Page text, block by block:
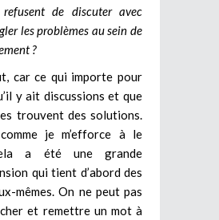
refusent de discuter avec
les problèmes au sein de
?
car ce qui importe pour
y ait discussions et que
trouvent des solutions.
je m’efforce à le
a été une grande
qui tient d’abord des
mêmes. On ne peut pas
et remettre un mot à